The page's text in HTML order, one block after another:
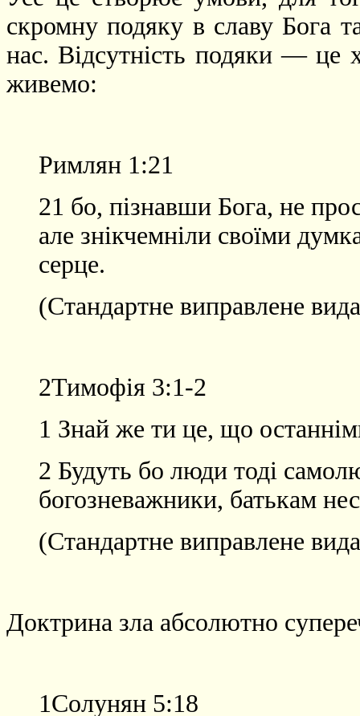
скромну подяку в славу Бога
нас. Відсутність подяки — це
живемо:
Римлян 1:21
21 бо, пізнавши Бога, не
але знікчемніли своїми
серце.
(Стандартне виправлене
2Тимофія 3:1-2
1 Знай же ти це, що
2 Будуть бо люди тоді
богозневажники, батькам
(Стандартне виправлене
Доктрина зла абсолютно
1Солунян 5:18